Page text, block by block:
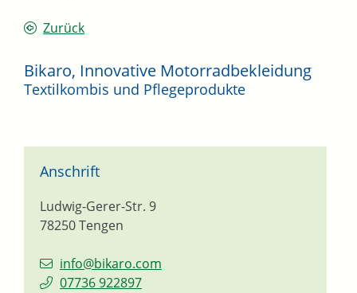
Zurück
Bikaro, Innovative Motorradbekleidung
Textilkombis und Pflegeprodukte
Anschrift
Ludwig-Gerer-Str. 9
78250Tengen
info@bikaro.com
07736 922897